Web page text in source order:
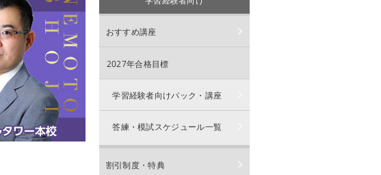
おすすめ講座
2027年合格目標
学習経験者向けパック・講座
答練・模試スケジュール一覧
割引制度・特典